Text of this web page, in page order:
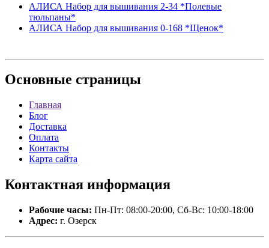
АЛИСА Набор для вышивания 2-34 *Полевые
тюльпаны*
АЛИСА Набор для вышивания 0-168 *Щенок*
Основные страницы
Главная
Блог
Доставка
Оплата
Контакты
Карта сайта
Контактная информация
Рабочие часы: Пн-Пт: 08:00-20:00, Сб-Вс: 10:00-18:00
Адрес: г. Озерск